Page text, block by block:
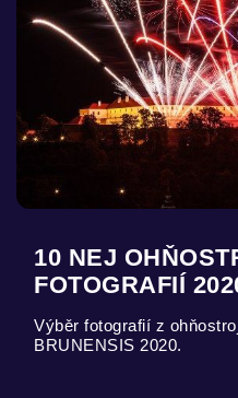
10 NEJ
FOTOGRAFIÍ
Výběr fotografií z
BRUNENSIS 2020.